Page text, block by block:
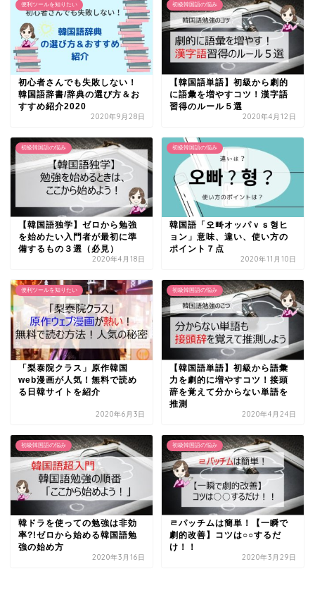
便利ツールを知りたい
初心者さんでも失敗しない！
韓国語辞書/辞典の選び方＆お
すすめ紹介2020
2020年9月28日
初級韓国語の悩み
【韓国語単語】初級から劇的
に語彙を増やすコツ！漢字語
習得のルール５選
2020年4月12日
初級韓国語の悩み
【韓国語独学】ゼロから勉強
を始めたい入門者が最初に準
備するもの３選（必見）
2020年4月18日
初級韓国語の悩み
韓国語「오빠オッパｖｓ형ヒ
ョン」意味、違い、使い方の
ポイント７点
2020年11月10日
便利ツールを知りたい
「梨泰院クラス」原作韓国
web漫画が人気！無料で読め
る日韓サイトを紹介
2020年6月3日
初級韓国語の悩み
【韓国語単語】初級から語彙
力を劇的に増やすコツ！接頭
辞を覚えて分からない単語を
推測
2020年4月24日
初級韓国語の悩み
韓ドラを使っての勉強は非効
率?!ゼロから始める韓国語勉
強の始め方
2020年3月16日
初級韓国語の悩み
ㄹパッチムは簡単！【一瞬で
劇的改善】コツは○○するだ
け！！
2020年3月29日